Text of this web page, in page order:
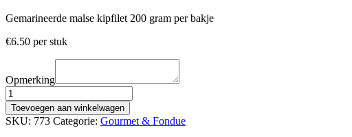
Gemarineerde malse kipfilet 200 gram per bakje
€6.50 per stuk
Opmerking
INDISCHE
SCHARRELKIPFILET
aantal
Toevoegen aan winkelwagen
SKU: 773 Categorie: Gourmet & Fondue